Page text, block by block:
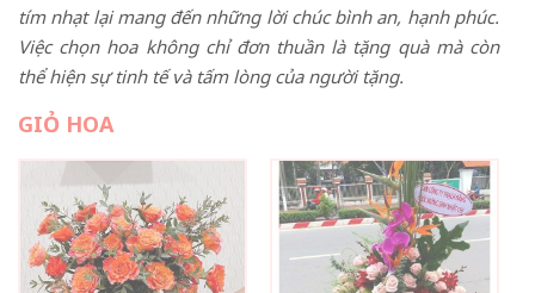
tím nhạt lại mang đến những lời chúc bình an, hạnh phúc.
Việc chọn hoa không chỉ đơn thuần là tặng quà mà còn
thể hiện sự tinh tế và tấm lòng của người tặng.
GIỎ HOA